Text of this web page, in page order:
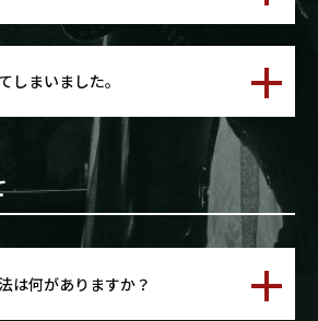
しまいました。
は何がありますか？